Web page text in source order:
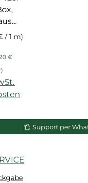
3
/ 1 m)
Preis:
€
Support per